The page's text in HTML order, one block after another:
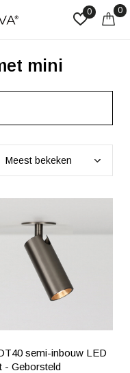
0 0
mini
semi-inbouw LED
- Geborsteld